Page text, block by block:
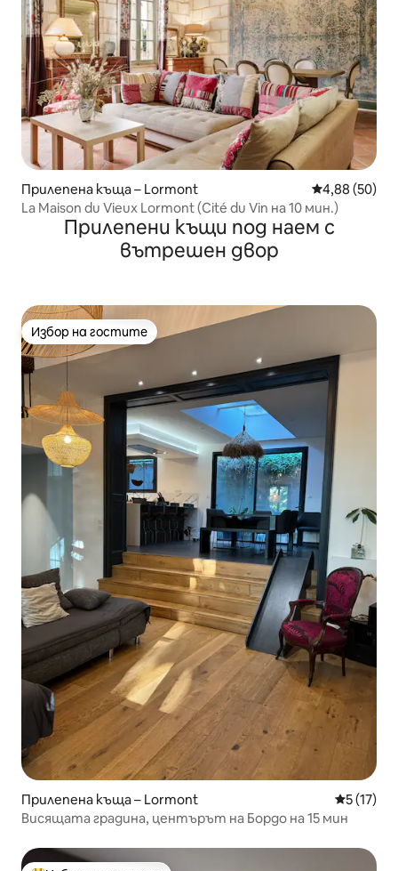
Прилепена къща – Lormont Средна
4,88 (50)
La Maison du Vieux Lormont (Cité du Vin на 10 мин.)
Прилепени къщи под наем с
вътрешен двор
Избор на гостите
Избор на гостите
Прилепена къща – Lormont Средна
5 (17)
Висящата градина, центърът на Бордо на 15 мин